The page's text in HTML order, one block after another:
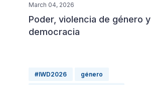
March 04, 2026
Poder, violencia de género y
democracia
#IWD2026 género